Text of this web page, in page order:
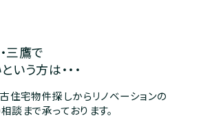
三鷹で
う方は・・・
住宅物件探しからリノベーションの
談まで承っております。